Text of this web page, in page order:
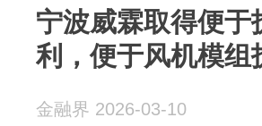
宁波威霖取得便
利，便于风机模组
金融界 2026-03-10